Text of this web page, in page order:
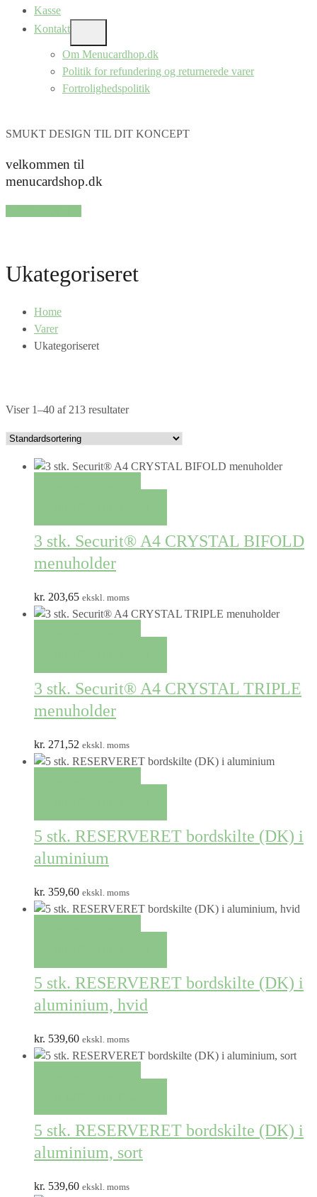
Kasse
Kontakt
SUB
MENU
Om Menucardhop.dk
Politik for refundering og returnerede varer
Fortrolighedspolitik
SMUKT DESIGN TIL DIT KONCEPT
velkommen til
menucardshop.dk
Ukategoriseret
Home
Varer
Ukategoriseret
Viser 1–40 af 213 resultater
3 stk. Securit® A4 CRYSTAL BIFOLD
menuholder
kr. 203,65 ekskl. moms
3 stk. Securit® A4 CRYSTAL TRIPLE
menuholder
kr. 271,52 ekskl. moms
5 stk. RESERVERET bordskilte (DK) i
aluminium
kr. 359,60 ekskl. moms
5 stk. RESERVERET bordskilte (DK) i
aluminium, hvid
kr. 539,60 ekskl. moms
5 stk. RESERVERET bordskilte (DK) i
aluminium, sort
kr. 539,60 ekskl. moms